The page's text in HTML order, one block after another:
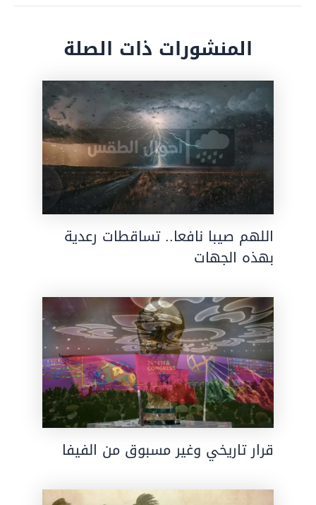
المنشورات ذات الصلة
اللهم صيبا نافعا.. تساقطات رعدية
بهذه الجهات
قرار تاريخي وغير مسبوق من الفيفا